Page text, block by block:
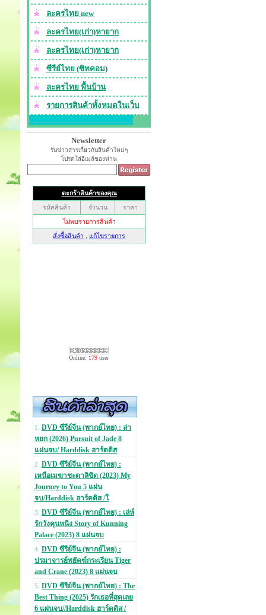
ละครไทย new
ละครไทย(เก่า)หายาก
ละครไทย(เก่า)หายาก
ซีรีย์ไทย (ซิทคอม)
ละครไทย พื้นบ้าน
รายการสินค้าทั้งหมดในเว็บ
Newsletter
รับข่าวสารเกี่ยวกับสินค้าใหม่ๆ
โปรดใส่อีเมล์ของท่าน
Online: 179 user
1. DVD ซีรีย์จีน (พากย์ไทย) : ล่า
หยก (2026) Pursuit of Jade 8
แผ่นจบ/ Harddisk ฮาร์ดดิส
2. DVD ซีรีย์จีน (พากย์ไทย) :
เหนือเมฆาชะตาลิขิต (2023) My
Journey to You 5 แผ่น
จบ/Harddisk ฮาร์ดดิส /ใ
3. DVD ซีรีย์จีน (พากย์ไทย) : เล่ห์
รักวังคุนหนิง Story of Kunning
Palace (2023) 8 แผ่นจบ
4. DVD ซีรีย์จีน (พากย์ไทย) :
ปรมาจารย์พยัคฆ์กระเรียน Tiger
and Crane (2023) 8 แผ่นจบ
5. DVD ซีรีย์จีน (พากย์ไทย) : The
Best Thing (2025) รักเธอที่สุดเลย
6 แผ่นจบ//Harddisk ฮาร์ดดิส /